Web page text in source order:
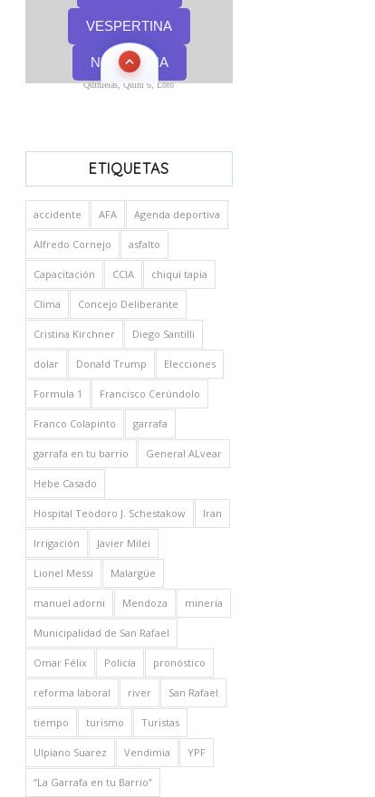
Quinielas, Quini 6, Loto
ETIQUETAS
accidente AFA Agenda deportiva
Alfredo Cornejo asfalto
Capacitación CCIA chiqui tapia
Clima Concejo Deliberante
Cristina Kirchner Diego Santilli
dolar Donald Trump Elecciones
Formula 1 Francisco Cerúndolo
Franco Colapinto garrafa
garrafa en tu barrio General ALvear
Hebe Casado
Hospital Teodoro J. Schestakow Iran
Irrigación Javier Milei
Lionel Messi Malargüe
manuel adorni Mendoza minería
Municipalidad de San Rafael
Omar Félix Policía pronóstico
reforma laboral river San Rafael
tiempo turismo Turistas
Ulpiano Suarez Vendimia YPF
“La Garrafa en tu Barrio”